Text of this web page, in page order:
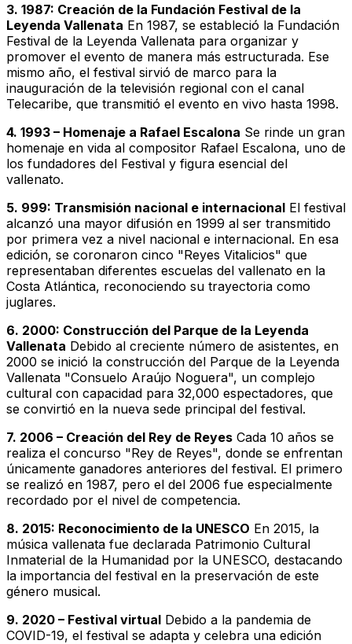
3. 1987: Creación de la Fundación Festival de la
Leyenda Vallenata En 1987, se estableció la Fundación
Festival de la Leyenda Vallenata para organizar y
promover el evento de manera más estructurada. Ese
mismo año, el festival sirvió de marco para la
inauguración de la televisión regional con el canal
Telecaribe, que transmitió el evento en vivo hasta 1998.
4. 1993 – Homenaje a Rafael Escalona Se rinde un gran
homenaje en vida al compositor Rafael Escalona, uno de
los fundadores del Festival y figura esencial del
vallenato.
5. 999: Transmisión nacional e internacional El festival
alcanzó una mayor difusión en 1999 al ser transmitido
por primera vez a nivel nacional e internacional. En esa
edición, se coronaron cinco "Reyes Vitalicios" que
representaban diferentes escuelas del vallenato en la
Costa Atlántica, reconociendo su trayectoria como
juglares.
6. 2000: Construcción del Parque de la Leyenda
Vallenata Debido al creciente número de asistentes, en
2000 se inició la construcción del Parque de la Leyenda
Vallenata "Consuelo Araújo Noguera", un complejo
cultural con capacidad para 32,000 espectadores, que
se convirtió en la nueva sede principal del festival.
7. 2006 – Creación del Rey de Reyes Cada 10 años se
realiza el concurso "Rey de Reyes", donde se enfrentan
únicamente ganadores anteriores del festival. El primero
se realizó en 1987, pero el del 2006 fue especialmente
recordado por el nivel de competencia.
8. 2015: Reconocimiento de la UNESCO En 2015, la
música vallenata fue declarada Patrimonio Cultural
Inmaterial de la Humanidad por la UNESCO, destacando
la importancia del festival en la preservación de este
género musical.
9. 2020 – Festival virtual Debido a la pandemia de
COVID-19, el festival se adapta y celebra una edición